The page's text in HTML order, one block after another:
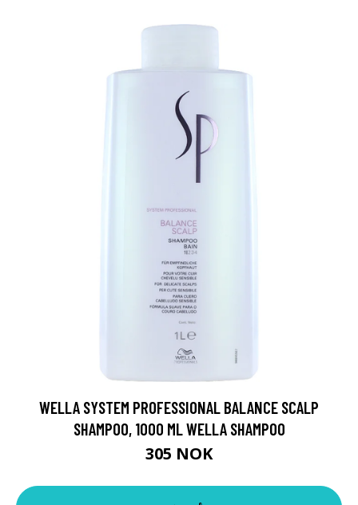
WELLA SYSTEM PROFESSIONAL BALANCE SCALP
SHAMPOO, 1000 ML WELLA SHAMPOO
305 NOK